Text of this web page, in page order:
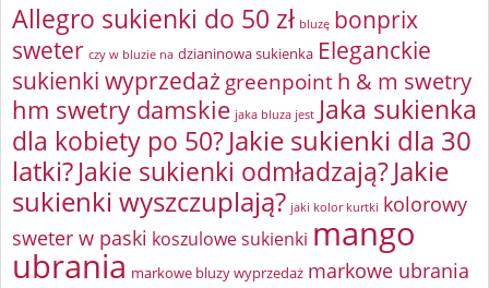
Allegro sukienki do 50 zł bluzę bonprix
sweter czy w bluzie na dzianinowa sukienka Eleganckie
sukienki wyprzedaż greenpointh & m swetry
hm swetry damskie jaka bluza jest Jaka sukienka
dla kobiety po 50?Jakie sukienki dla 30
latki?Jakie sukienki odmładzają?Jakie
sukienki wyszczuplają? jaki kolor kurtki kolorowy
sweter w paski koszulowe sukienki mango
ubrania markowe bluzy wyprzedaż markowe ubrania